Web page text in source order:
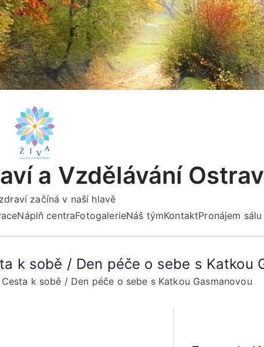
a Vzdělávání
začíná v naší hlavě
Náplň centraFotogalerieNáš týmKontaktPronájem sálu
k sobě / Den péče o sebe s Katkou
k sobě / Den péče o sebe s Katkou Gasmanovou